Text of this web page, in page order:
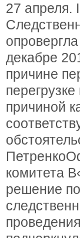
27 апреля.
декабре
причине
причиной
комитета
решение